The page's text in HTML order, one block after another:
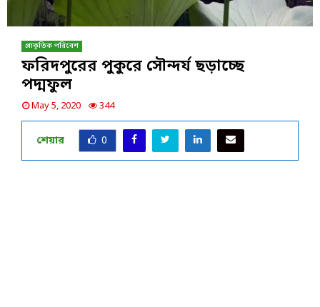
প্রাকৃতিক পরিবেশ
ফরিদপুরের পুকুরে সৌন্দর্য ছড়াচ্ছে
পদ্মফুল
May 5, 2020 344
শেয়ার 0